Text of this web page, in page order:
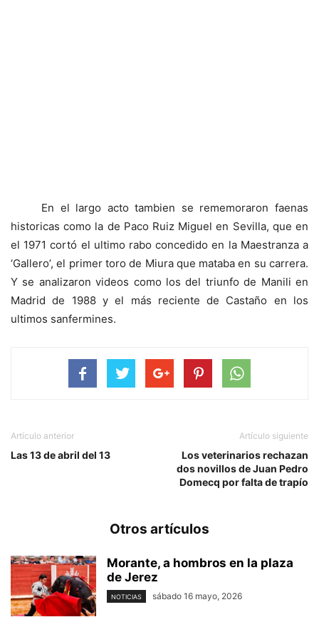
En el largo acto tambien se rememoraron faenas
historicas como la de Paco Ruiz Miguel en Sevilla, que en
el 1971 cortó el ultimo rabo concedido en la Maestranza a
‘Gallero’, el primer toro de Miura que mataba en su carrera.
Y se analizaron videos como los del triunfo de Manili en
Madrid de 1988 y el más reciente de Castaño en los
ultimos sanfermines.
Artículo anterior
Las 13 de abril del 13
Artículo siguiente
Los veterinarios rechazan
dos novillos de Juan Pedro
Domecq por falta de trapío
Otros artículos
Morante, a hombros en la plaza
de Jerez
NOTICIAS sábado 16 mayo, 2026